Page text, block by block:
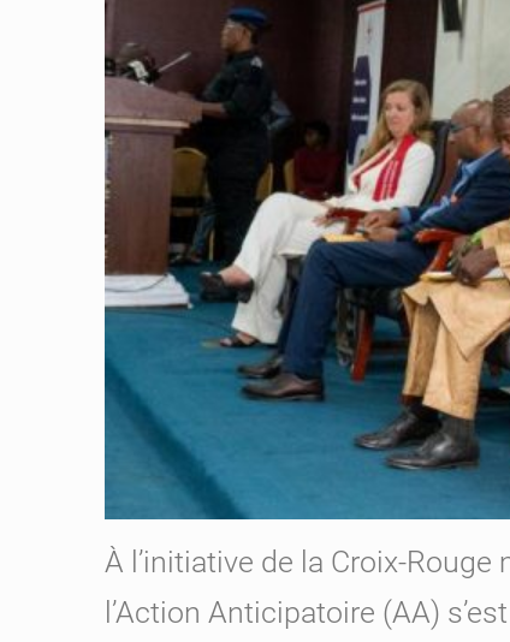
À l’initiative de la Croix-
l’Action Anticipatoire (AA)